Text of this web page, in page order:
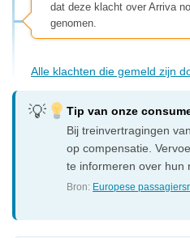
dat deze klacht over Arriva
genomen.
Alle klachten die gemeld zijn
Tip van onze
Bij treinvertragingen
op compensatie.
te informeren over hun
Bron: Europese